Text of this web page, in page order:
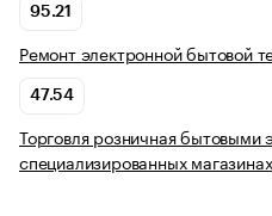
95.21
Ремонт электронной бытовой
47.54
Торговля розничная бытовыми
специализированных магазинах